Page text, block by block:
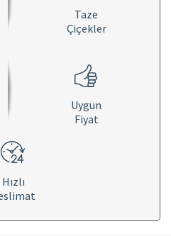
Taze
Çiçekler
Uygun
Fiyat
Hızlı